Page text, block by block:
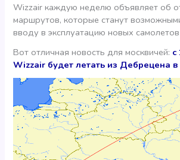
Wizzair каждую неделю объявляет об
маршрутов, которые станут
вводу в эксплуатацию новых
Вот отличная новость для москвичей: с
Wizzair будет летать из Дебрецена